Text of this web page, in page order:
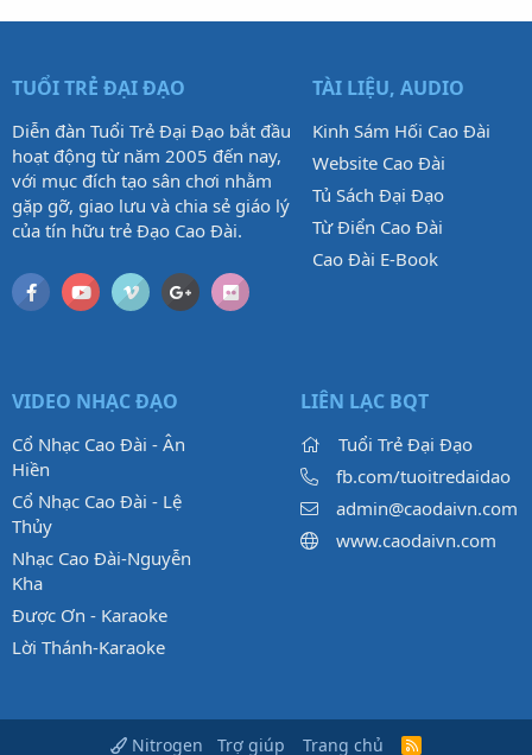
TUỔI TRẺ ĐẠI ĐẠO
Diễn đàn Tuổi Trẻ Đại Đạo bắt đầu
hoạt động từ năm 2005 đến nay,
với mục đích tạo sân chơi nhằm
gặp gỡ, giao lưu và chia sẻ giáo lý
của tín hữu trẻ Đạo Cao Đài.
TÀI LIỆU, AUDIO
Kinh Sám Hối Cao Đài
Website Cao Đài
Tủ Sách Đại Đạo
Từ Điển Cao Đài
Cao Đài E-Book
VIDEO NHẠC ĐẠO
Cổ Nhạc Cao Đài - Ân
Hiền
Cổ Nhạc Cao Đài - Lệ
Thủy
Nhạc Cao Đài-Nguyễn
Kha
Được Ơn - Karaoke
Lời Thánh-Karaoke
LIÊN LẠC BQT
Tuổi Trẻ Đại Đạo
fb.com/tuoitredaidao
admin@caodaivn.com
www.caodaivn.com
Nitrogen Trợ giúp Trang chủ
R